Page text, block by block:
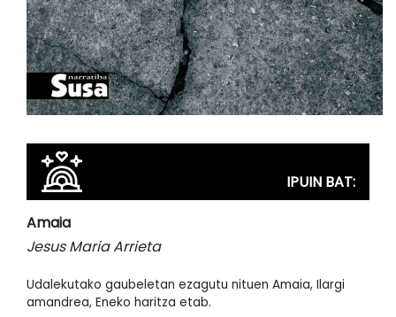
IPUIN BAT:
Amaia
Jesus Maria Arrieta
Udalekutako gaubeletan ezagutu nituen Amaia, Ilargi
amandrea, Eneko haritza etab.